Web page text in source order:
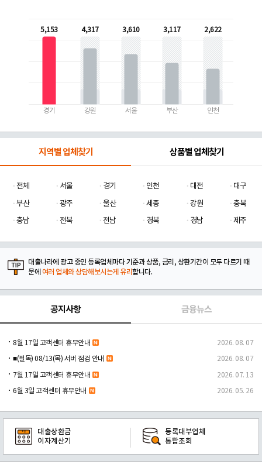
5,153
경기
4,317
강원
3,610
서울
3,117
부산
2,622
인천
지역별 업체찾기 상품별 업체찾기
전체 서울 경기 인천 대전
대구
부산
광주 울산 세종 강원
충북
충남
전북 전남 경북 경남 제주
대출나라에 광고 중인 등록업체마다 기준과 상품, 금리, 상환기간이 모두 다르기 때
문에 여러 업체와 상담해보시는게 유리합니다.
공지사항 금융뉴스
8월 17일 고객센터 휴무안내 2026. 08. 07
■(필독) 08/13(목) 서버 점검 안내 2026. 08. 07
7월 17일 고객센터 휴무안내 2026. 07. 13
6월 3일 고객센터 휴무안내 2026. 05. 26
대출상환금
이자계산기
등록대부업체
통합조회